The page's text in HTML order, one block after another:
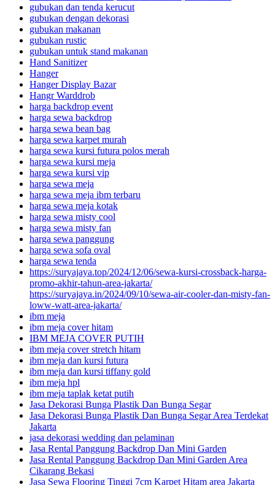
gubukan dan tenda kerucut
gubukan dengan dekorasi
gubukan makanan
gubukan rustic
gubukan untuk stand makanan
Hand Sanitizer
Hanger
Hanger Display Bazar
Hangr Warddrob
harga backdrop event
harga sewa backdrop
harga sewa bean bag
harga sewa karpet murah
harga sewa kursi futura polos merah
harga sewa kursi meja
harga sewa kursi vip
harga sewa meja
harga sewa meja ibm terbaru
harga sewa meja kotak
harga sewa misty cool
harga sewa misty fan
harga sewa panggung
harga sewa sofa oval
harga sewa tenda
https://suryajaya.top/2024/12/06/sewa-kursi-crossback-harga-
promo-akhir-tahun-area-jakarta/
https://suryajaya.in/2024/09/10/sewa-air-cooler-dan-misty-fan-
loww-watt-area-jakarta/
ibm meja
ibm meja cover hitam
IBM MEJA COVER PUTIH
ibm meja cover stretch hitam
ibm meja dan kursi futura
ibm meja dan kursi tiffany gold
ibm meja hpl
ibm meja taplak ketat putih
Jasa Dekorasi Bunga Plastik Dan Bunga Segar
Jasa Dekorasi Bunga Plastik Dan Bunga Segar Area Terdekat
Jakarta
jasa dekorasi wedding dan pelaminan
Jasa Rental Panggung Backdrop Dan Mini Garden
Jasa Rental Panggung Backdrop Dan Mini Garden Area
Cikarang Bekasi
Jasa Sewa Flooring Tinggi 7cm Karpet Hitam area Jakarta